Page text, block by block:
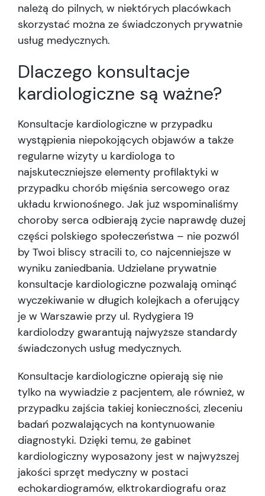
należą do pilnych, w niektórych placówkach
skorzystać można ze świadczonych prywatnie
usług medycznych.
Dlaczego konsultacje
kardiologiczne są ważne?
Konsultacje kardiologiczne w przypadku
wystąpienia niepokojących objawów a także
regularne wizyty u kardiologa to
najskuteczniejsze elementy profilaktyki w
przypadku chorób mięśnia sercowego oraz
układu krwionośnego. Jak już wspominaliśmy
choroby serca odbierają życie naprawdę dużej
części polskiego społeczeństwa – nie pozwól
by Twoi bliscy stracili to, co najcenniejsze w
wyniku zaniedbania. Udzielane prywatnie
konsultacje kardiologiczne pozwalają ominąć
wyczekiwanie w długich kolejkach a oferujący
je w Warszawie przy ul. Rydygiera 19
kardiolodzy gwarantują najwyższe standardy
świadczonych usług medycznych.
Konsultacje kardiologiczne opierają się nie
tylko na wywiadzie z pacjentem, ale również, w
przypadku zajścia takiej konieczności, zleceniu
badań pozwalających na kontynuowanie
diagnostyki. Dzięki temu, że gabinet
kardiologiczny wyposażony jest w najwyższej
jakości sprzęt medyczny w postaci
echokardiogramów, elktrokardiografu oraz